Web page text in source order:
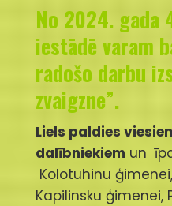
No 2024. gada
iestādē varam
radošo darbu
zvaigzne”.
Liels paldies
dalībniekiem un
Kolotuhinu
Kapilinsku ģimenei,